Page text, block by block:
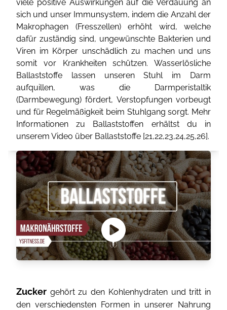
viele positive Auswirkungen auf die Verdauung an
sich und unser Immunsystem, indem die Anzahl der
Makrophagen (Fresszellen) erhöht wird, welche
dafür zuständig sind, ungewünschte Bakterien und
Viren im Körper unschädlich zu machen und uns
somit vor Krankheiten schützen. Wasserlösliche
Ballaststoffe lassen unseren Stuhl im Darm
aufquillen, was die Darmperistaltik
(Darmbewegung) fördert, Verstopfungen vorbeugt
und für Regelmäßigkeit beim Stuhlgang sorgt. Mehr
Informationen zu Ballaststoffen erhältst du in
unserem Video über Ballaststoffe [21,22,23,24,25,26].
Zucker gehört zu den Kohlenhydraten und tritt in
den verschiedensten Formen in unserer Nahrung